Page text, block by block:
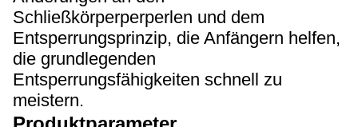
Schließkörperperperlen und dem
Entsperrungsprinzip, die Anfängern helfen,
die grundlegenden
Entsperrungsfähigkeiten schnell zu
meistern.